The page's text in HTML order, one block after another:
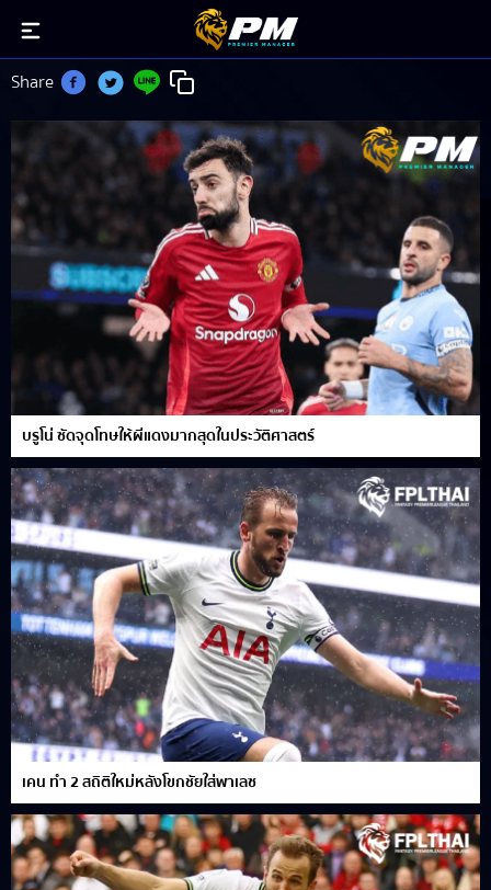
เวย์น รูนีย์
Share
บรูโน่ ซัดจุดโทษให้ผีแดงมากสุดในประวัติศาสตร์
เคน ทำ 2 สถิติใหม่หลังโขกชัยใส่พาเลซ